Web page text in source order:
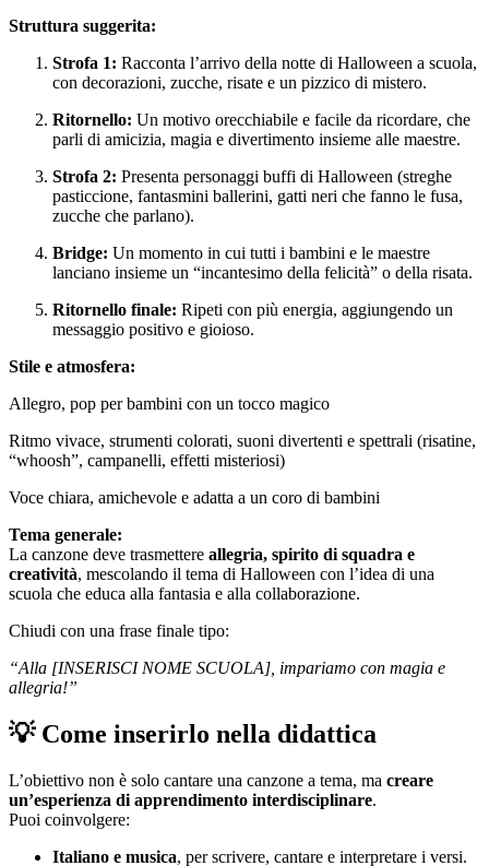
Struttura suggerita:
Strofa 1: Racconta l’arrivo della notte di Halloween a scuola,
con decorazioni, zucche, risate e un pizzico di mistero.
Ritornello: Un motivo orecchiabile e facile da ricordare, che
parli di amicizia, magia e divertimento insieme alle maestre.
Strofa 2: Presenta personaggi buffi di Halloween (streghe
pasticcione, fantasmini ballerini, gatti neri che fanno le fusa,
zucche che parlano).
Bridge: Un momento in cui tutti i bambini e le maestre
lanciano insieme un “incantesimo della felicità” o della risata.
Ritornello finale: Ripeti con più energia, aggiungendo un
messaggio positivo e gioioso.
Stile e atmosfera:
Allegro, pop per bambini con un tocco magico
Ritmo vivace, strumenti colorati, suoni divertenti e spettrali (risatine,
“whoosh”, campanelli, effetti misteriosi)
Voce chiara, amichevole e adatta a un coro di bambini
Tema generale:
La canzone deve trasmettere allegria, spirito di squadra e
creatività, mescolando il tema di Halloween con l’idea di una
scuola che educa alla fantasia e alla collaborazione.
Chiudi con una frase finale tipo:
“Alla [INSERISCI NOME SCUOLA], impariamo con magia e
allegria!”
💡 Come inserirlo nella didattica
L’obiettivo non è solo cantare una canzone a tema, ma creare
un’esperienza di apprendimento interdisciplinare.
Puoi coinvolgere:
Italiano e musica, per scrivere, cantare e interpretare i versi.